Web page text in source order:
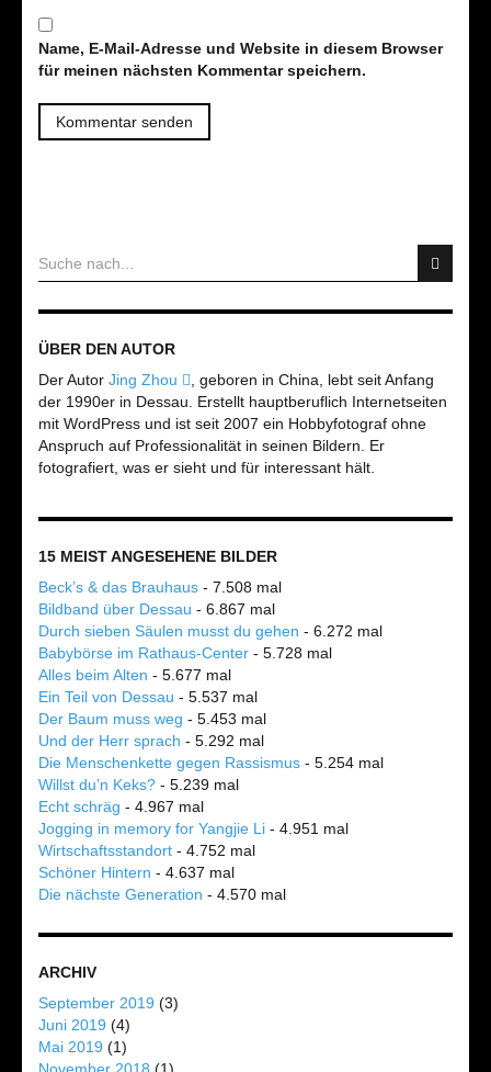
Name, E-Mail-Adresse und Website in diesem Browser
für meinen nächsten Kommentar speichern.
ÜBER DEN AUTOR
Der Autor Jing Zhou
, geboren in China, lebt seit Anfang
der 1990er in Dessau. Erstellt hauptberuflich Internetseiten
mit WordPress und ist seit 2007 ein Hobbyfotograf ohne
Anspruch auf Professionalität in seinen Bildern. Er
fotografiert, was er sieht und für interessant hält.
15 MEIST ANGESEHENE BILDER
Beck’s & das Brauhaus - 7.508 mal
Bildband über Dessau - 6.867 mal
Durch sieben Säulen musst du gehen - 6.272 mal
Babybörse im Rathaus-Center - 5.728 mal
Alles beim Alten - 5.677 mal
Ein Teil von Dessau - 5.537 mal
Der Baum muss weg - 5.453 mal
Und der Herr sprach - 5.292 mal
Die Menschenkette gegen Rassismus - 5.254 mal
Willst du’n Keks? - 5.239 mal
Echt schräg - 4.967 mal
Jogging in memory for Yangjie Li - 4.951 mal
Wirtschaftsstandort - 4.752 mal
Schöner Hintern - 4.637 mal
Die nächste Generation - 4.570 mal
ARCHIV
September 2019 (3)
Juni 2019 (4)
Mai 2019 (1)